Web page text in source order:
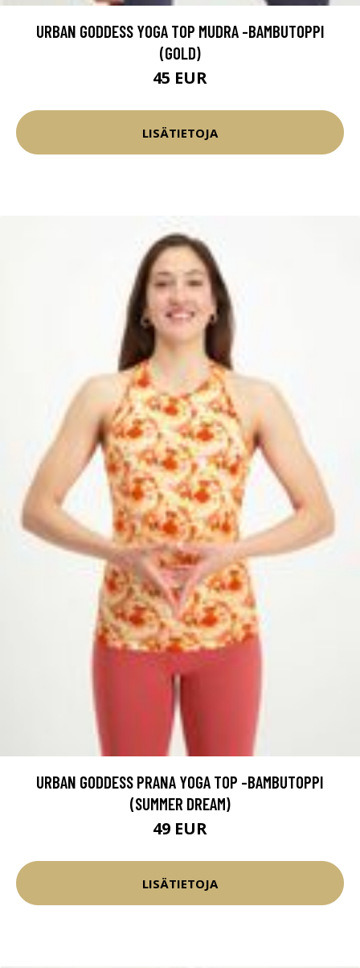
URBAN GODDESS YOGA TOP MUDRA -BAMBUTOPPI
(GOLD)
45 EUR
LISÄTIETOJA
URBAN GODDESS PRANA YOGA TOP -BAMBUTOPPI
(SUMMER DREAM)
49 EUR
LISÄTIETOJA